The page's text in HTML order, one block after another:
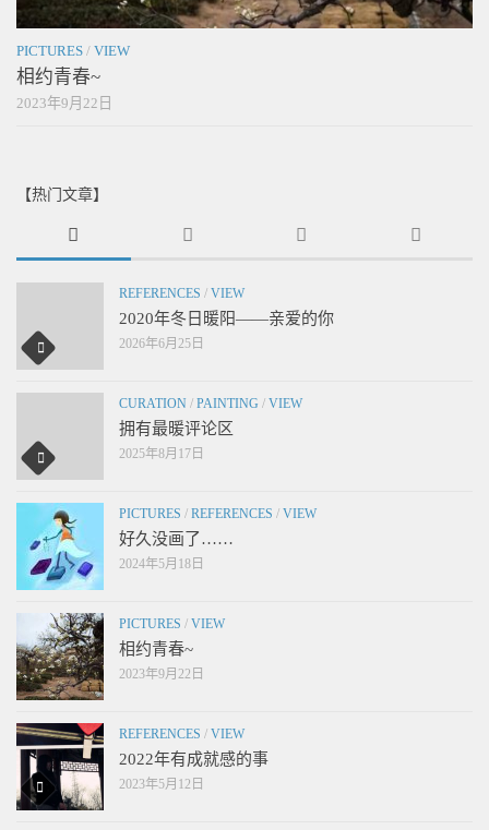
PICTURES / VIEW
相约青春~
2023年9月22日
【热门文章】
REFERENCES / VIEW
2020年冬日暖阳——亲爱的你
2026年6月25日
CURATION / PAINTING / VIEW
拥有最暖评论区
2025年8月17日
PICTURES / REFERENCES / VIEW
好久没画了……
2024年5月18日
PICTURES / VIEW
相约青春~
2023年9月22日
REFERENCES / VIEW
2022年有成就感的事
2023年5月12日